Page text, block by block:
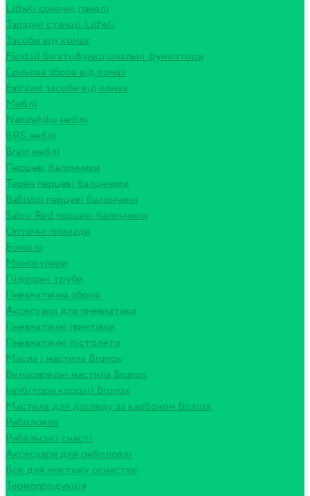
Litheli сонячні панелі
Зарядні станції Litheli
Засоби від комах
Flextail багатофункціональні фумігатори
Сольова зброя від комах
Extravel засоби від комах
Меблі
Naturehike меблі
BRS меблі
Brain меблі
Перцеві балончики
Терен перцеві балончики
Ballistol перцеві балончики
Sabre Red перцеві балончики
Оптичні прилади
Біноклі
Монокуляри
Підзорні труби
Пневматична зброя
Аксесуари для пневматики
Пневматичні гвинтівки
Пневматичні пістолети
Масла і мастила Brunox
Велосипедні мастила Brunox
Інгібітори корозії Brunox
Мастила для догляду за карбоном Brunox
Риболовля
Рибальські снасті
Аксесуари для риболовлі
Все для монтажу оснастки
Термопродукція